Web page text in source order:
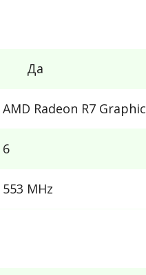
Да
AMD Radeon R7
6
553 MHz